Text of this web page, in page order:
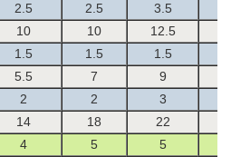
2.5 2.5
3.5
10 10
12.5
1.5 1.5
1.5
5.5 7
9
2 2
3
14 18
22
4 5
5